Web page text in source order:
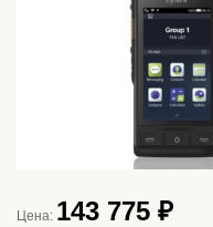
Цена: 143 775 ₽